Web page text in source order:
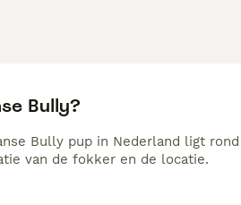
Bully?
Bully pup in Nederland ligt
van de fokker en de locatie.